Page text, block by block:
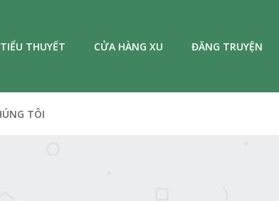
TIỂU THUYẾT CỬA HÀNG XU ĐĂNG TRUYỆN
TÔI